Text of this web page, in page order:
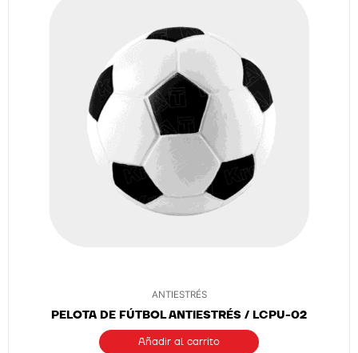
ANTIESTRÉS
PELOTA DE FÚTBOL ANTIESTRÉS / LCPU-02
Añadir al carrito